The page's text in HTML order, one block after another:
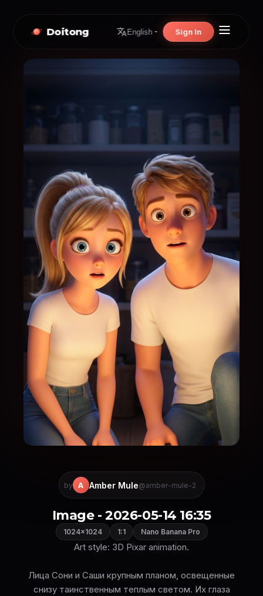
Doitong English Sign In
by A Amber Mule@amber-mule-2
Image - 2026-05-14 16:35
1024×1024 1:1 Nano Banana Pro
Art style: 3D Pixar animation.
Лица Сони и Саши крупным планом, освещенные
снизу таинственным теплым светом. Их глаза